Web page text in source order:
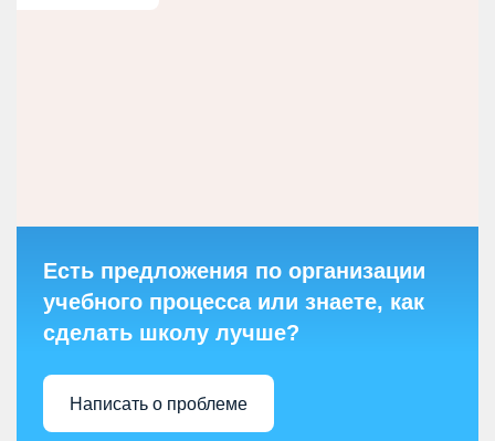
Есть предложения по организации
учебного процесса или знаете, как
сделать школу лучше?
Написать о проблеме